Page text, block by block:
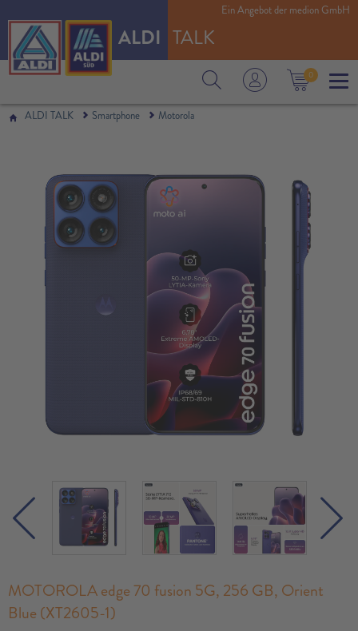
ALDI TALK
0
Ein Angebot der medion GmbH
ALDI TALK Smartphone Motorola
MOTOROLA edge 70 fusion 5G, 256 GB, Orient
Blue (XT2605-1)